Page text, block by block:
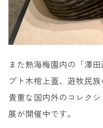
また熱海梅園内の「澤
プト木棺上蓋、遊牧民
貴重な国内外のコレク
展が開催中です。